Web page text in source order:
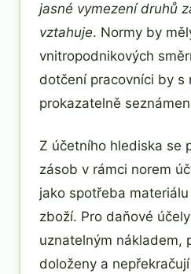
jasné vymezení druhů
vztahuje. Normy by
vnitropodnikových
dotčení pracovníci by s
prokazatelně
Z účetního hlediska se
zásob v rámci norem
jako spotřeba
zboží. Pro daňové
uznatelným nákladem,
doloženy a